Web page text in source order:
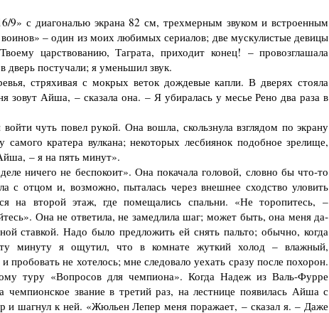
9» с диагона­лью экрана 82 см, трехмерным звуком и встроенным
– один из моих люби­мых сериалов; две мускулистые девицы
царствованию, Таграта, приходит конец! – провозглашала
постучали; я уменьшил звук.
стряхи­вая с мокрых веток дождевые капли. В дверях стояла
зовут Айша, – сказала она. – Я убиралась у месье Рено два раза в
чуть по­вел рукой. Она вошла, скользнула взглядом по экрану
кратера вулкана; некоторых лесбиянок подобное зрелище,
– я на пять минут».
ничего не беспокоит». Она покачала головой, словно бы что-то
с отцом и, возможно, пы­талась через внешнее сходство уловить
на второй этаж, где помещались спальни. «Не торопитесь, –
Она не ответила, не замедлила шаг; может быть, она меня да­
ставкой. Надо было предложить ей снять пальто; обычно, когда
минуту я ощутил, что в комнате жуткий холод – влажный,
не хотелось; мне следовало уехать сразу по­сле похорон.
туру «Вопросов для чемпиона». Когда Надеж из Валь-Фурре
звание в третий раз, на лестнице появилась Айша с
и шагнул к ней. «Жюльен Лепер меня поражает, – сказал я. – Даже